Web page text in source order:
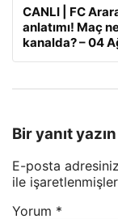
CANLI | FC
anlatımı! Maç
kanalda? – 04
Bir yanıt yazın
E-posta
ile
Yorum *